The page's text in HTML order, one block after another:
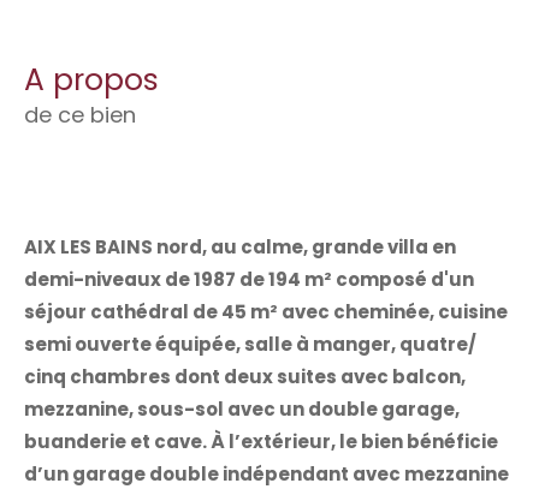
A propos
de ce bien
AIX LES BAINS nord, au calme, grande villa en
demi-niveaux de 1987 de 194 m² composé d'un
séjour cathédral de 45 m² avec cheminée, cuisine
semi ouverte équipée, salle à manger, quatre/
cinq chambres dont deux suites avec balcon,
mezzanine,sous-sol avec un double garage,
buanderie et cave.À l’extérieur, le bien bénéficie
d’un garage double indépendant avec mezzanine